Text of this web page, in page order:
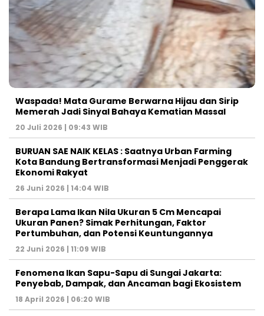
Waspada! Mata Gurame Berwarna Hijau dan Sirip
Memerah Jadi Sinyal Bahaya Kematian Massal
20 Juli 2026 | 09:43 WIB
BURUAN SAE NAIK KELAS : Saatnya Urban Farming
Kota Bandung Bertransformasi Menjadi Penggerak
Ekonomi Rakyat
26 Juni 2026 | 14:04 WIB
Berapa Lama Ikan Nila Ukuran 5 Cm Mencapai
Ukuran Panen? Simak Perhitungan, Faktor
Pertumbuhan, dan Potensi Keuntungannya
22 Juni 2026 | 11:09 WIB
Fenomena Ikan Sapu-Sapu di Sungai Jakarta:
Penyebab, Dampak, dan Ancaman bagi Ekosistem
18 April 2026 | 06:20 WIB